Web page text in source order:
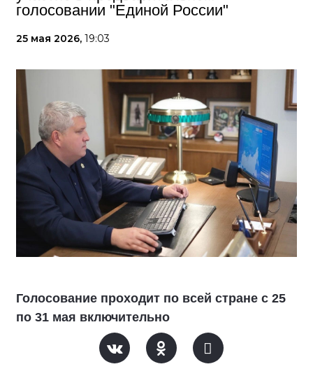
голосовании "Единой России"
25 мая 2026, 19:03
Голосование проходит по всей стране с 25
по 31 мая включительно